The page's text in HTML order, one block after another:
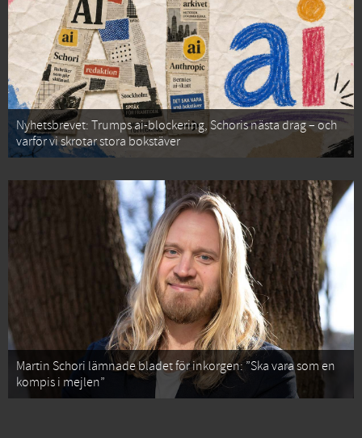
Nyhetsbrevet: Trumps ai-blockering, Schoris nästa drag – och
varför vi skrotar stora bokstäver
Martin Schori lämnade bladet för inkorgen: ”Ska vara som en
kompis i mejlen”